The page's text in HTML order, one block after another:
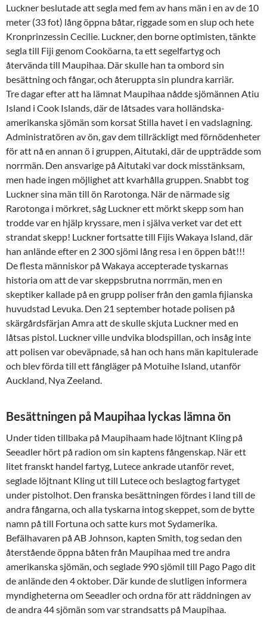
Luckner beslutade att segla med fem av hans män i en av de 10
meter (33 fot) lång öppna båtar, riggade som en slup och hete
Kronprinzessin Cecilie. Luckner, den borne optimisten, tänkte
segla till Fiji genom Cooköarna, ta ett segelfartyg och
återvända till Maupihaa. Där skulle han ta ombord sin
besättning och fångar, och återuppta sin plundra karriär.
Tre dagar efter att ha lämnat Maupihaa nådde sjömännen Atiu
Island i Cook Islands, där de låtsades vara holländska-
amerikanska sjömän som korsat Stilla havet i en vadslagning.
Administratören av ön, gav dem tillräckligt med förnödenheter
för att nå en annan ö i gruppen, Aitutaki, där de uppträdde som
norrmän. Den ansvarige på Aitutaki var dock misstänksam,
men hade ingen möjlighet att kvarhålla gruppen. Snabbt tog
Luckner sina män till ön Rarotonga. När de närmade sig
Rarotonga i mörkret, såg Luckner ett mörkt skepp som han
trodde var en hjälp kryssare, men i själva verket var det ett
strandat skepp! Luckner fortsatte till Fijis Wakaya Island, där
han anlände efter en 2 300 sjömi lång resa i en öppen båt!!!
De flesta människor på Wakaya accepterade tyskarnas
historia om att de var skeppsbrutna norrmän, men en
skeptiker kallade på en grupp poliser från den gamla fijianska
huvudstad Levuka. Den 21 september hotade polisen på
skärgårdsfärjan Amra att de skulle skjuta Luckner med en
låtsas pistol. Luckner ville undvika blodspillan, och insåg inte
att polisen var obeväpnade, så han och hans män kapitulerade
och blev förda till ett fångläger på Motuihe Island, utanför
Auckland, Nya Zeeland.
Besättningen på Maupihaa lyckas lämna ön
Under tiden tillbaka på Maupihaam hade löjtnant Kling på
Seeadler hört på radion om sin kaptens fångenskap. När ett
litet franskt handel fartyg, Lutece ankrade utanför revet,
seglade löjtnant Kling ut till Lutece och beslagtog fartyget
under pistolhot. Den franska besättningen fördes i land till de
andra fångarna, och alla tyskarna intog skeppet, som de bytte
namn på till Fortuna och satte kurs mot Sydamerika.
Befälhavaren på AB Johnson, kapten Smith, tog sedan den
återstående öppna båten från Maupihaa med tre andra
amerikanska sjömän, och seglade 990 sjömil till Pago Pago dit
de anlände den 4 oktober. Där kunde de slutligen informera
myndigheterna om Seeadler och ordna för att räddningen av
de andra 44 sjömän som var strandsatts på Maupihaa.